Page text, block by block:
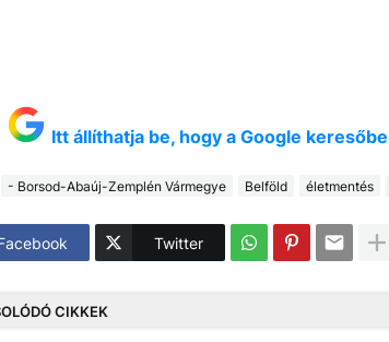
Itt állíthatja be, hogy a Google
- Borsod-Abaúj-Zemplén Vármegye Belföld életmentés
Twitter
CIKKEK